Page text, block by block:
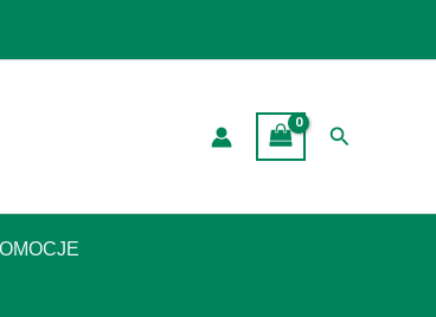
Search